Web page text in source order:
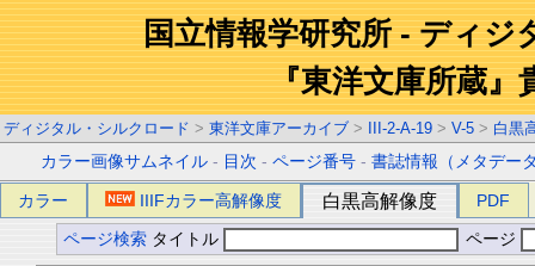
国立情報学研究所 - ディジ
『東洋文庫所蔵』
ディジタル・シルクロード > 東洋文庫アーカイブ > III-2-A-19 > V-5 > 白黒
カラー画像サムネイル - 目次 -ページ番号 -書誌情報（メタデー
カラー IIIFカラー高解像度 白黒高解像度 PDF
ページ検索 タイトル ページ